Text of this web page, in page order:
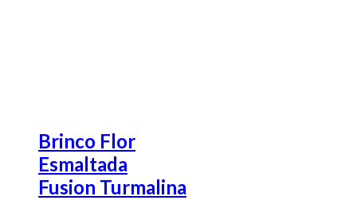
Brinco Flor
Esmaltada
Fusion Turmalina